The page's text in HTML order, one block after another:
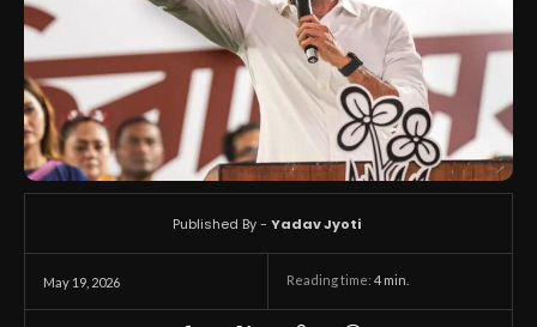
May 19, 2026 Reading time: 4 min.
Published By - Yadav Jyoti